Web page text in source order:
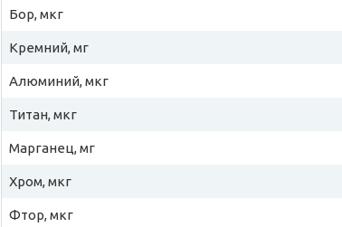
Бор, мкг
Кремний, мг
Алюминий, мкг
Титан, мкг
Марганец, мг
Хром, мкг
Фтор, мкг